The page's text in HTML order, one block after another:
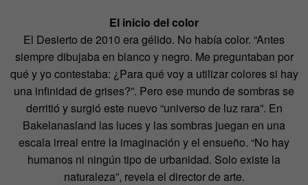
El inicio del color
El Desierto de 2010 era gélido. No había color. “Antes
siempre dibujaba en blanco y negro. Me preguntaban por
qué y yo contestaba: ¿Para qué voy a utilizar colores si hay
una infinidad de grises?”. Pero ese mundo de sombras se
derritió y surgió este nuevo “universo de luz rara”. En
Bakelanasland las luces y las sombras juegan en una
escala irreal entre la imaginación y el ensueño. “No hay
humanos ni ningún tipo de urbanidad. Solo existe la
naturaleza”, revela el director de arte.